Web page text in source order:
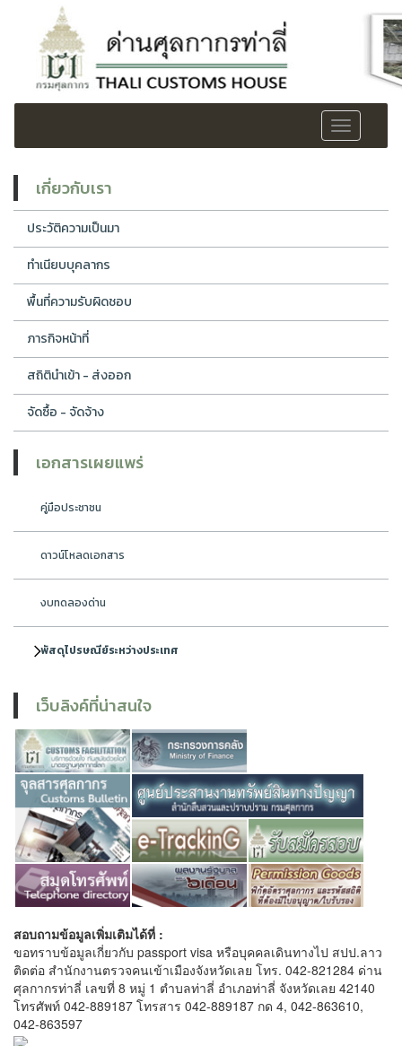
Toggle
navigation
เกี่ยวกับเรา
ประวัติความเป็นมา
ทำเนียบบุคลากร
พื้นที่ความรับผิดชอบ
ภารกิจหน้าที่
สถิตินำเข้า - ส่งออก
จัดซื้อ - จัดจ้าง
เอกสารเผยแพร่
คู่มือประชาชน
ดาวน์โหลดเอกสาร
งบทดลองด่าน
พัสดุไปรษณีย์ระหว่างประเทศ
เว็บลิงค์ที่น่าสนใจ
สอบถามข้อมูลเพิ่มเติมได้ที่ :
ขอทราบข้อมูลเกี่ยวกับ passport visa หรือบุคคลเดินทางไป สปป.ลาว
ติดต่อ สำนักงานตรวจคนเข้าเมืองจังหวัดเลย โทร. 042-821284 ด่าน
ศุลกากรท่าลี่ เลขที่ 8 หมู่ 1 ตำบลท่าลี่ อำเภอท่าลี่ จังหวัดเลย 42140
โทรศัพท์ 042-889187 โทรสาร 042-889187 กด 4, 042-863610,
042-863597